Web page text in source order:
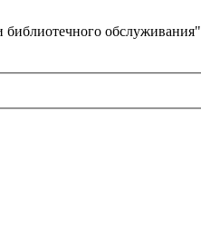
обслуживания"